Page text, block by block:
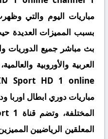
مباريات اليوم والتي
بث مباشر جميع الدوريات
مباريات دوري ابطال اوربا
المعلقين الرياضيين